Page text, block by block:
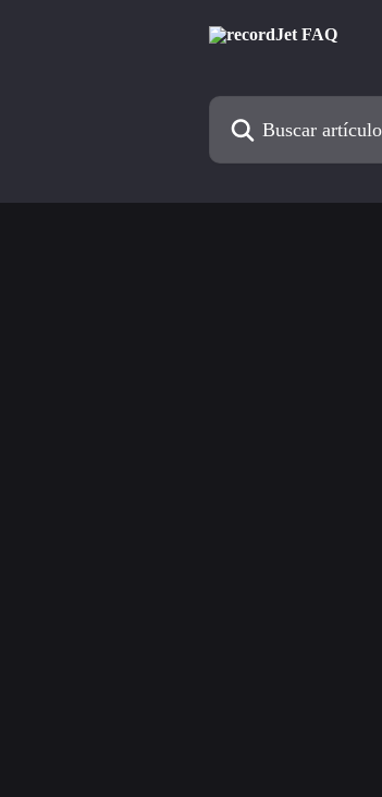
Buscar artículos...